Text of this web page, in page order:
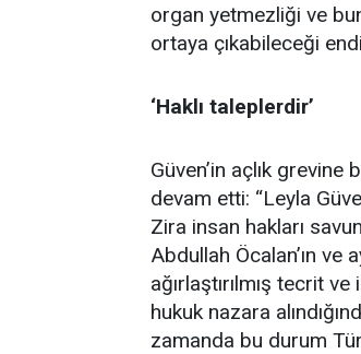
organ yetmezliği ve
ortaya çıkabileceği
‘Haklı taleplerdir’
Güven’in açlık
devam etti: “Leyla
Zira insan hakları
Abdullah Öcalan’ın ve
ağırlaştırılmış tecrit
hukuk nazara
zamanda bu durum